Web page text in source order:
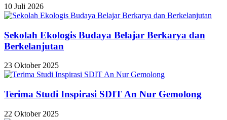
10 Juli 2026
Sekolah Ekologis Budaya Belajar Berkarya dan
Berkelanjutan
23 Oktober 2025
Terima Studi Inspirasi SDIT An Nur Gemolong
22 Oktober 2025